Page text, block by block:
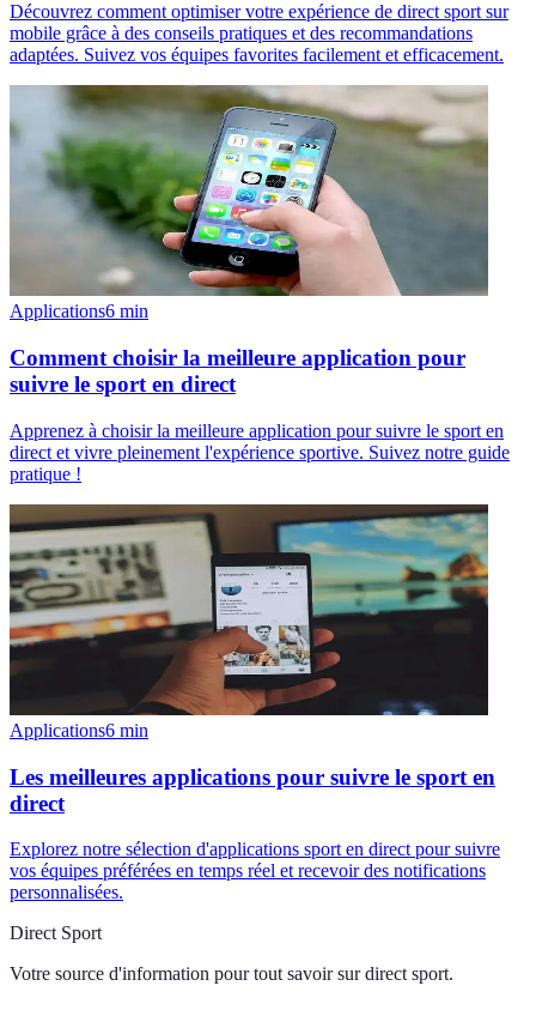
Découvrez comment optimiser votre expérience de direct sport sur
mobile grâce à des conseils pratiques et des recommandations
adaptées. Suivez vos équipes favorites facilement et efficacement.
Applications6 min
Comment choisir la meilleure application pour
suivre le sport en direct
Apprenez à choisir la meilleure application pour suivre le sport en
direct et vivre pleinement l'expérience sportive. Suivez notre guide
pratique !
Applications6 min
Les meilleures applications pour suivre le sport en
direct
Explorez notre sélection d'applications sport en direct pour suivre
vos équipes préférées en temps réel et recevoir des notifications
personnalisées.
Direct Sport
Votre source d'information pour tout savoir sur direct sport.